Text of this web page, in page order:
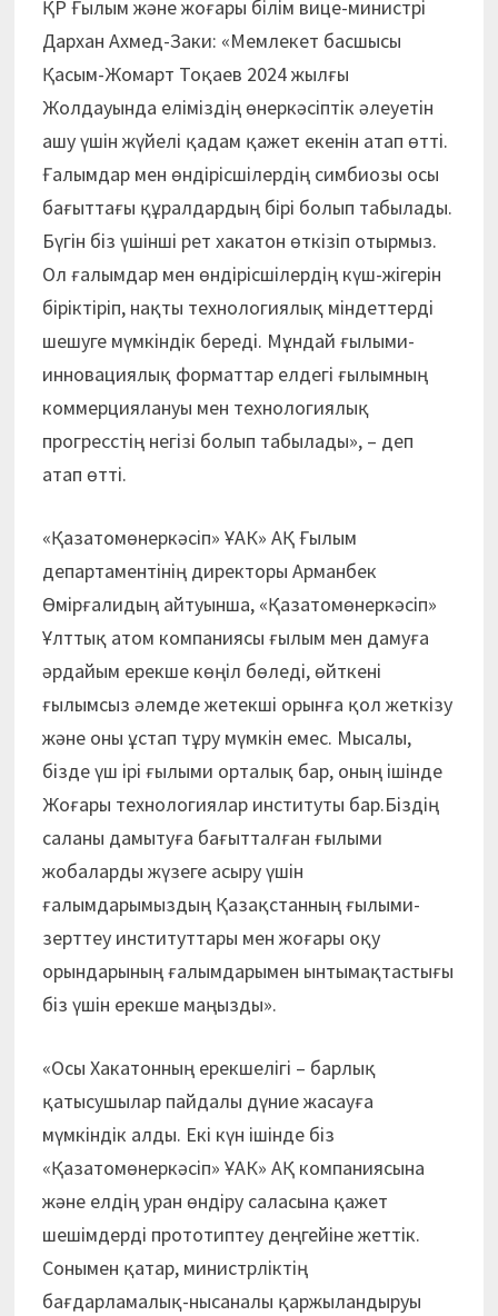
ҚР Ғылым және жоғары білім вице-министрі
Дархан Ахмед-Заки: «Мемлекет басшысы
Қасым-Жомарт Тоқаев 2024 жылғы
Жолдауында еліміздің өнеркәсіптік әлеуетін
ашу үшін жүйелі қадам қажет екенін атап өтті.
Ғалымдар мен өндірісшілердің симбиозы осы
бағыттағы құралдардың бірі болып табылады.
Бүгін біз үшінші рет хакатон өткізіп отырмыз.
Ол ғалымдар мен өндірісшілердің күш-жігерін
біріктіріп, нақты технологиялық міндеттерді
шешуге мүмкіндік береді. Мұндай ғылыми-
инновациялық форматтар елдегі ғылымның
коммерциялануы мен технологиялық
прогресстің негізі болып табылады», – деп
атап өтті.
«Қазатомөнеркәсіп» ҰАК» АҚ Ғылым
департаментінің директоры Арманбек
Өмірғалидың айтуынша, «Қазатомөнеркәсіп»
Ұлттық атом компаниясы ғылым мен дамуға
әрдайым ерекше көңіл бөледі, өйткені
ғылымсыз әлемде жетекші орынға қол жеткізу
және оны ұстап тұру мүмкін емес. Мысалы,
бізде үш ірі ғылыми орталық бар, оның ішінде
Жоғары технологиялар институты бар.Біздің
саланы дамытуға бағытталған ғылыми
жобаларды жүзеге асыру үшін
ғалымдарымыздың Қазақстанның ғылыми-
зерттеу институттары мен жоғары оқу
орындарының ғалымдарымен ынтымақтастығы
біз үшін ерекше маңызды».
«Осы Хакатонның ерекшелігі – барлық
қатысушылар пайдалы дүние жасауға
мүмкіндік алды. Екі күн ішінде біз
«Қазатомөнеркәсіп» ҰАК» АҚ компаниясына
және елдің уран өндіру саласына қажет
шешімдерді прототиптеу деңгейіне жеттік.
Сонымен қатар, министрліктің
бағдарламалық-нысаналы қаржыландыруы